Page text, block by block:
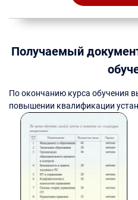
Получаемый
По окончанию курса обучения
повышении квалификации